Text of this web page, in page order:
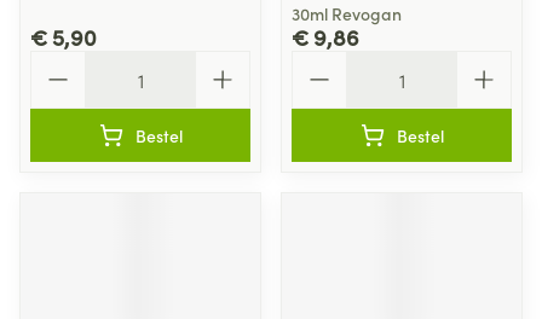
€ 5,90
Bestel
30ml Revogan
€ 9,86
Bestel